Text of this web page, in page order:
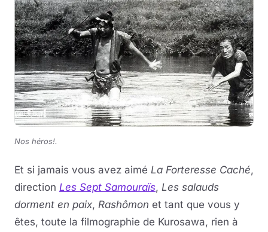
Nos héros!.
Et si jamais vous avez aimé La Forteresse Caché,
direction Les Sept Samouraïs, Les salauds
dorment en paix, Rashômon et tant que vous y
êtes, toute la filmographie de Kurosawa, rien à